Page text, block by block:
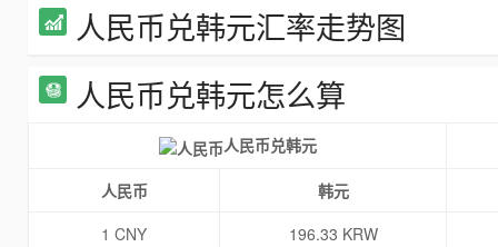
人民币兑韩元汇率走势图
人民币兑韩元怎么算
人民币兑韩元
人民币
韩元
1 CNY
196.33 KRW